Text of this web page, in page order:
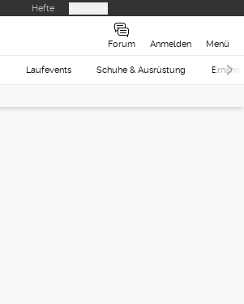
Hefte
Forum Anmelden Menü
Laufevents Schuhe & Ausrüstung